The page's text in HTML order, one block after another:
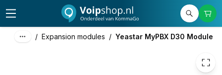
/ Expansion modules / Yeastar MyPBX D30 Module
excl. btw
incl. btw